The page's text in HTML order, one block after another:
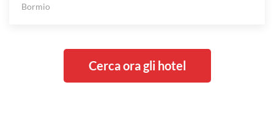
Bormio
Cerca ora gli hotel